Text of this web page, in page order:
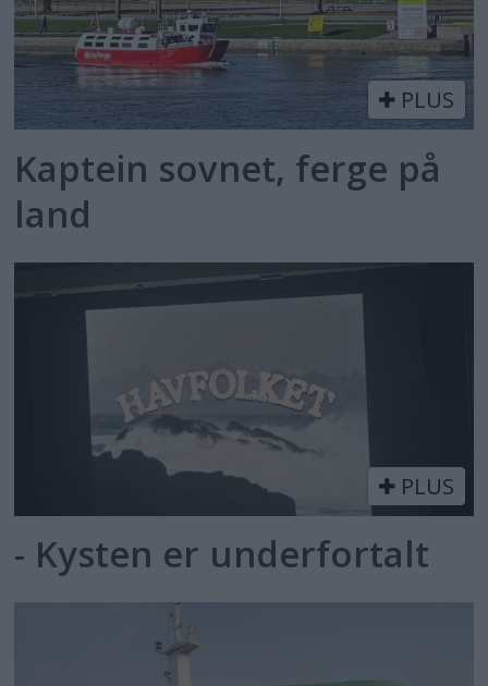
PLUS
Kaptein sovnet, ferge på
land
PLUS
- Kysten er underfortalt